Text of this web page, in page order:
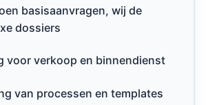
basisaanvragen, wij de
dossiers
voor verkoop en binnendienst
van processen en templates